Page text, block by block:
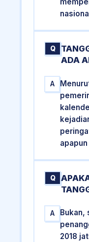
Q
ADA
A
Q
A
Bukan,
2018